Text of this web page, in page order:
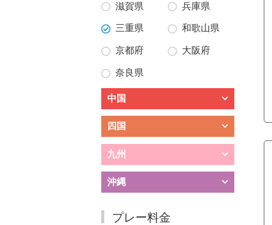
滋賀県 兵庫県
三重県 和歌山県
京都府 大阪府
奈良県
中国
四国
九州
沖縄
プレー料金